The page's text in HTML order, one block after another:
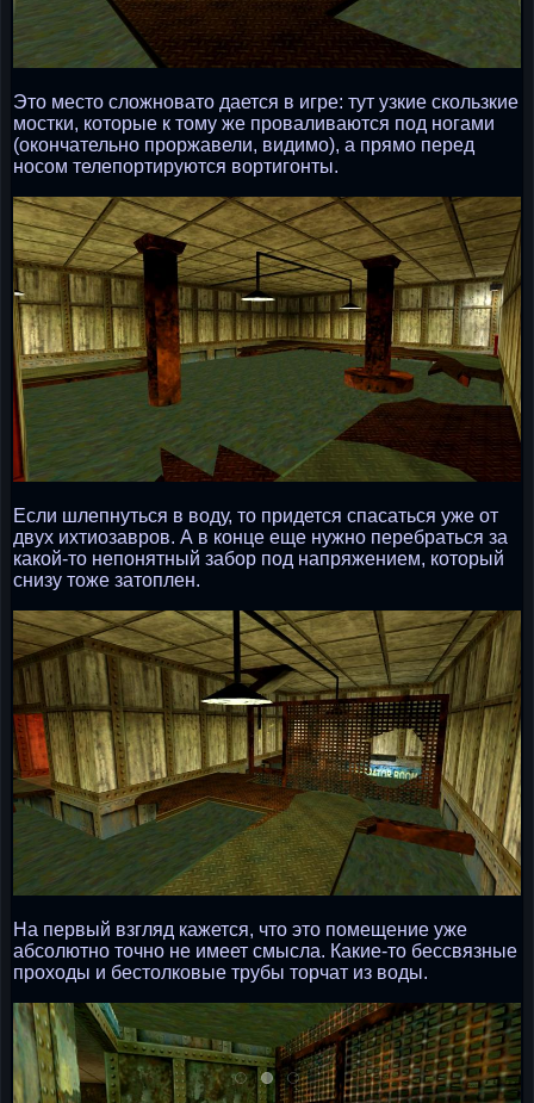
Это место сложновато дается в игре: тут узкие скользкие
мостки, которые к тому же проваливаются под ногами
(окончательно проржавели, видимо), а прямо перед
носом телепортируются вортигонты.
Если шлепнуться в воду, то придется спасаться уже от
двух ихтиозавров. А в конце еще нужно перебраться за
какой-то непонятный забор под напряжением, который
снизу тоже затоплен.
На первый взгляд кажется, что это помещение уже
абсолютно точно не имеет смысла. Какие-то бессвязные
проходы и бестолковые трубы торчат из воды.